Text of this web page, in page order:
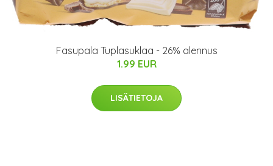
Fasupala Tuplasuklaa - 26% alennus
1.99 EUR
LISÄTIETOJA